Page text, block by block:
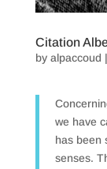
Citation
by alpaccoud |
we have
has been
senses.